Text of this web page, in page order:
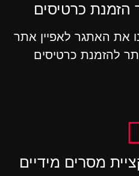
הזמנת כרטיסים
את האתגר לאפיין אתר
להזמנת כרטיסים
מסרים מידיים